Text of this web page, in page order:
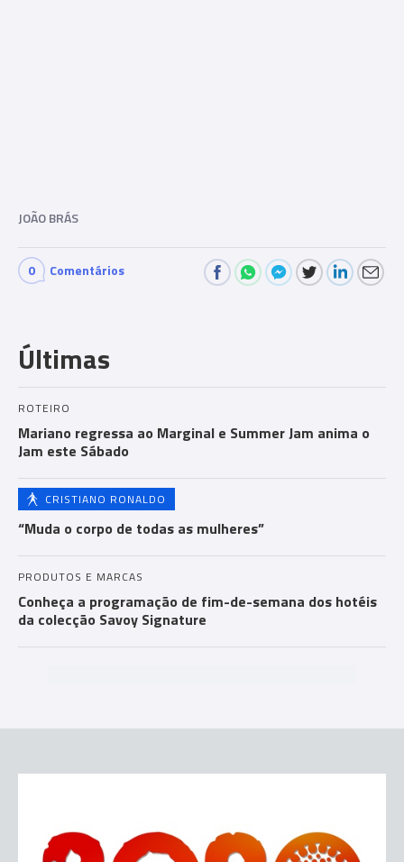
JOÃO BRÁS
0 Comentários
Últimas
ROTEIRO
Mariano regressa ao Marginal e Summer Jam anima o
Jam este Sábado
CRISTIANO RONALDO
“Muda o corpo de todas as mulheres”
PRODUTOS E MARCAS
Conheça a programação de fim-de-semana dos hotéis
da colecção Savoy Signature